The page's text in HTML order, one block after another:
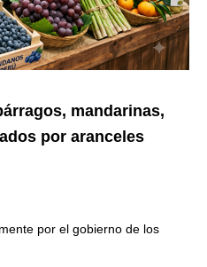
mandarinas,
por aranceles
por el gobierno de los